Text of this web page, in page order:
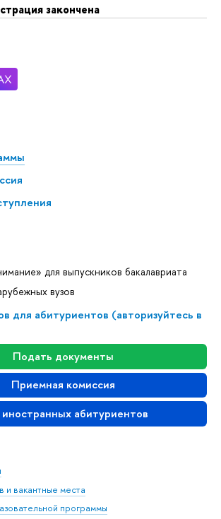
для выпускников бакалавриата
вузо
для абитуриентов (авторизуйтесь
Подать документы
Приемная комиссия
абитуриенто
и вакантные места
программы
закончена